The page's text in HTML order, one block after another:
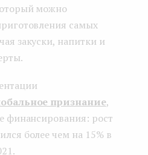
можно
самых
закуски, напитки и
признание,
финансирования: рост
более чем на 15% в